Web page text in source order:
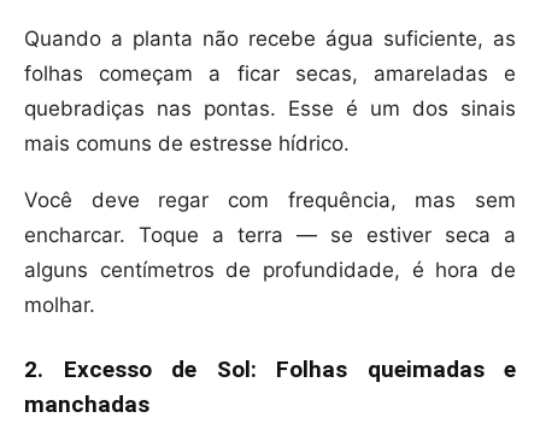
Quando a planta não recebe água suficiente, as
folhas começam a ficar secas, amareladas e
quebradiças nas pontas. Esse é um dos sinais
mais comuns de estresse hídrico.
Você deve regar com frequência, mas sem
encharcar. Toque a terra — se estiver seca a
alguns centímetros de profundidade, é hora de
molhar.
2. Excesso de Sol: Folhas queimadas e
manchadas